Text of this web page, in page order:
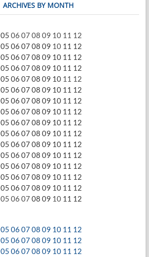
ARCHIVES BY MONTH
05 06 07 08 09 10 11 12
05 06 07 08 09 10 11 12
05 06 07 08 09 10 11 12
05 06 07 08 09 10 11 12
05 06 07 08 09 10 11 12
05 06 07 08 09 10 11 12
05 06 07 08 09 10 11 12
05 06 07 08 09 10 11 12
05 06 07 08 09 10 11 12
05 06 07 08 09 10 11 12
05 06 07 08 09 10 11 12
05 06 07 08 09 10 11 12
05 06 07 08 09 10 11 12
05 06 07 08 09 10 11 12
05 06 07 08 09 10 11 12
05 06 07 08 09 10 11 12
05 06 0708 09 10 11 12
05 06 0708 09 10 11 12
05 06 0708 09 10 11 12